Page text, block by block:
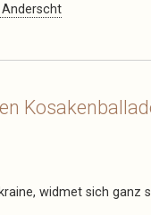
widmet sich